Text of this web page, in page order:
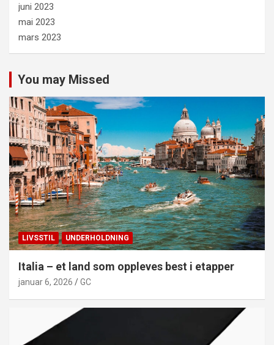
juni 2023
mai 2023
mars 2023
You may Missed
LIVSSTIL UNDERHOLDNING
Italia – et land som oppleves best i etapper
januar 6, 2026 GC